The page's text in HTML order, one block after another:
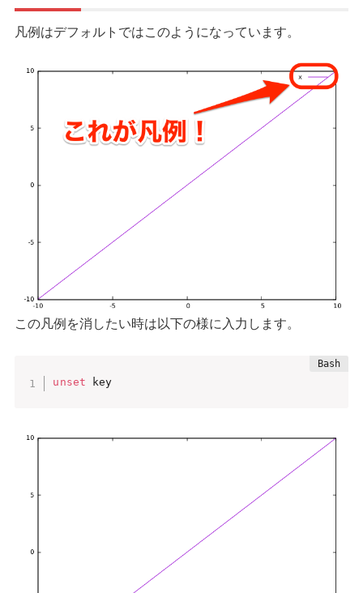
凡例はデフォルトではこのようになっています。
この凡例を消したい時は以下の様に入力します。
unset key